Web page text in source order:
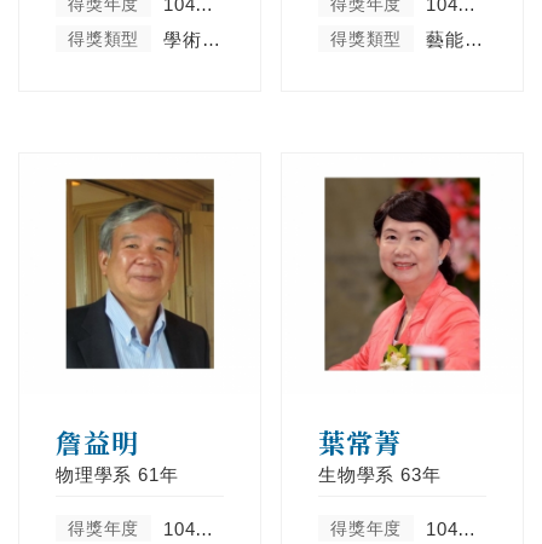
104學年度
得獎類型 學術卓越類
104學年度
得獎類型 藝能體育類
詹益明
物理學系 61年
得獎年度 104學年度
葉常菁
生物學系 63年
得獎年度 104學年度